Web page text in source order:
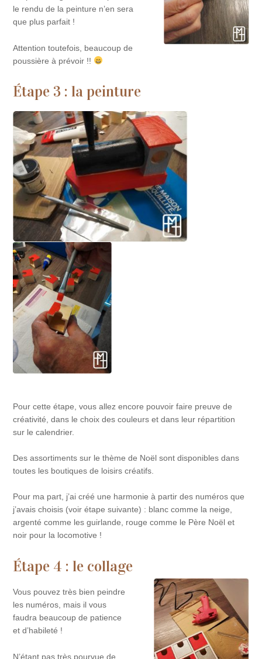
le rendu de la peinture n’en sera
que plus parfait !
Attention toutefois, beaucoup de
poussière à prévoir !!
Étape 3 : la peinture
Pour cette étape, vous allez encore pouvoir faire preuve de
créativité, dans le choix des couleurs et dans leur répartition
sur le calendrier.
Des assortiments sur le thème de Noël sont disponibles dans
toutes les boutiques de loisirs créatifs.
Pour ma part, j’ai créé une harmonie à partir des numéros que
j’avais choisis (voir étape suivante) : blanc comme la neige,
argenté comme les guirlande, rouge comme le Père Noël et
noir pour la locomotive !
Étape 4 : le collage
Vous pouvez très bien peindre
les numéros, mais il vous
faudra beaucoup de patience
et d’habileté !
N’étant pas très pourvue de